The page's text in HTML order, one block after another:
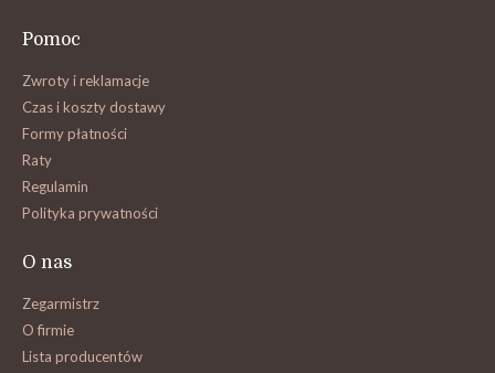
Pomoc
Zwroty i reklamacje
Czas i koszty dostawy
Formy płatności
Raty
Regulamin
Polityka prywatności
O nas
Zegarmistrz
O firmie
Lista producentów